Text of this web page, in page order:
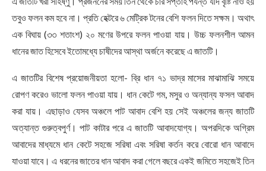
তবুও ফলন কম হবে না। প্রতি হেক্টরে ৬ মেট্রিক টনের বেশি ফলন দিতে সক্ষম। অথাৎ
এক বিঘায় (৩৩ শতাংশ) ২০ মণের উপরে ফলন পাওয়া যায়। উচ্চ ফলনশীল আমন
ধানের জাত হিসেবে ইতোমধ্যে চাষীদের আস্থা অর্জনে করেছে এ জাতটি।
এ জাতটির বিশেষ প্রয়োজনীয়তা হলো- ব্রি ধান ৭১ ভাদ্র মাসের মাঝামাঝি সময়ে
রোপণ করেও ভালো ফলন পাওয়া যায়। ধান কেটে গম, মসুর ও অন্যান্য ফসল আবাদ
করা যায়। এছাড়াও যেসব অঞ্চলে পাট আবাদ বেশি হয় সেই অঞ্চলের জন্য জাতটি
অত্যান্ত গুরুত্বপুর্ণ। পাট কাটার পরে এ জাতটি আবাদযোগ্য। অপরদিকে অগ্রিম
আবাদের মাধ্যমে ধান কেটে সহজে সরিষা এবং সরিষা কর্তন করে বোরো ধান আবাদে
যাওয়া যাবে। এ ধরনের জাতের ধান আবাদ করা গেলে বছরে একই জমিতে সহজেই তিন